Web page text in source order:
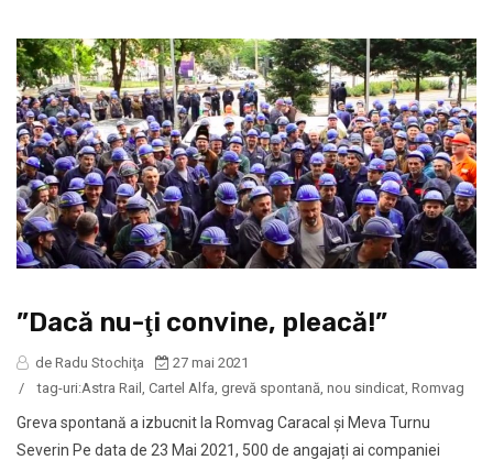
”Dacă nu-ţi convine, pleacă!”
de Radu Stochiţa
27 mai 2021
/
tag-uri:Astra Rail , Cartel Alfa, grevă spontană, nou sindicat, Romvag
Greva spontană a izbucnit la Romvag Caracal şi Meva Turnu
Severin Pe data de 23 Mai 2021, 500 de angajați ai companiei